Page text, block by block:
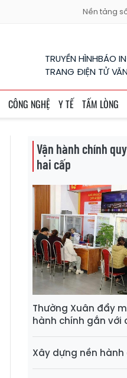
Nền tảng
TRUYỀN HÌNHBÁO IN
TRANG ĐIỆN TỬ
CÔNG NGHỆ Y TẾ TẤM LÒNG
Vận hành chính
hai cấp
Thường Xuân đẩy
hành chính gắn với
Xây dựng nền